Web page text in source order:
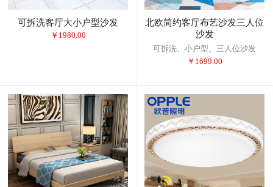
可拆洗客厅大小户型沙发
￥ 1980.00
北欧简约客厅布艺沙发三人位
沙发
可拆洗、小户型、三人位沙发
￥ 1699.00